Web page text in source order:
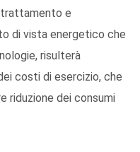
trattamento e
di vista energetico che
risulterà
costi di esercizio, che
riduzione dei consumi